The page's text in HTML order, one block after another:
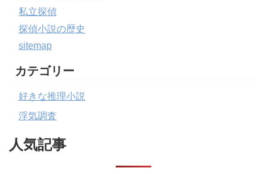
私立探偵
探偵小説の歴史
sitemap
カテゴリー
好きな推理小説
浮気調査
人気記事